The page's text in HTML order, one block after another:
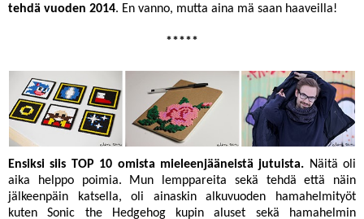
tehdä vuoden 2014. En vanno, mutta aina mä saan haaveilla!
*****
Ensiksi siis TOP 10 omista mieleenjääneistä jutuista. Näitä oli
aika helppo poimia. Mun lemppareita sekä tehdä että näin
jälkeenpäin katsella, oli ainaskin alkuvuoden hamahelmityöt
kutenSonic the Hedgehog kupin aluset sekä
hamahelmin